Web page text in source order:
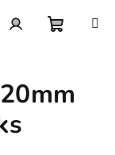
košík